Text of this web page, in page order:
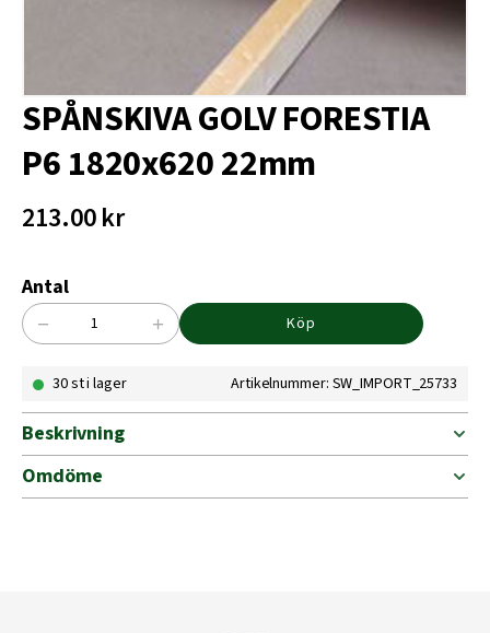
SPÅNSKIVA GOLV FORESTIA
P6 1820x620 22mm
213.00kr
Antal
SPÅNSKIVA
FORESTIA
1820x620
mängd
− + Köp
30 st i lager Artikelnummer: SW_IMPORT_25733
Beskrivning
Omdöme